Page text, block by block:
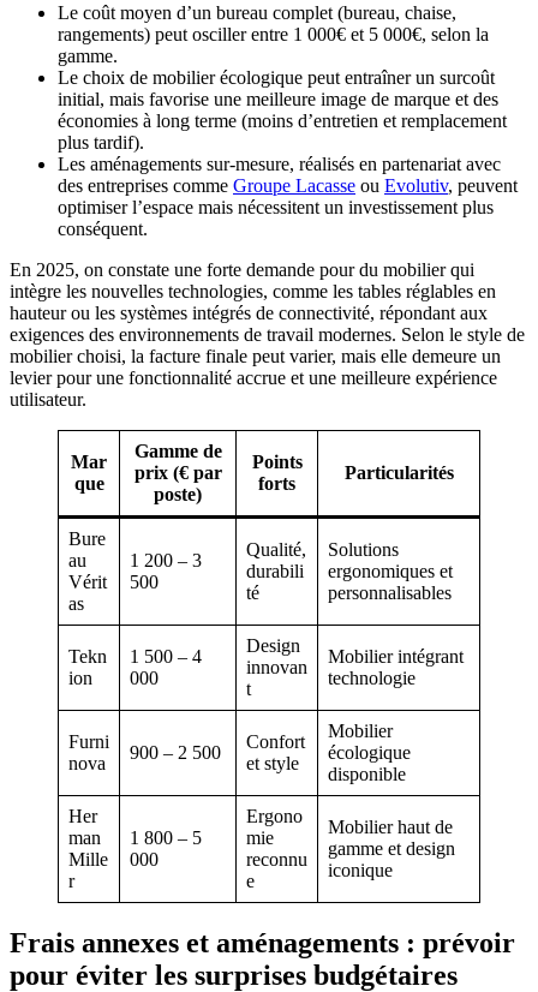
Le coût moyen d’un bureau complet (bureau, chaise,
rangements) peut osciller entre 1 000€ et 5 000€, selon la
gamme.
Le choix de mobilier écologique peut entraîner un surcoût
initial, mais favorise une meilleure image de marque et des
économies à long terme (moins d’entretien et remplacement
plus tardif).
Les aménagements sur-mesure, réalisés en partenariat avec
des entreprises comme Groupe Lacasse ou Evolutiv, peuvent
optimiser l’espace mais nécessitent un investissement plus
conséquent.
En 2025, on constate une forte demande pour du mobilier qui
intègre les nouvelles technologies, comme les tables réglables en
hauteur ou les systèmes intégrés de connectivité, répondant aux
exigences des environnements de travail modernes. Selon le style de
mobilier choisi, la facture finale peut varier, mais elle demeure un
levier pour une fonctionnalité accrue et une meilleure expérience
utilisateur.
Mar
que
Gamme de
prix (€ par
poste)
Points
forts
Particularités
Bure
au
Vérit
as
1 200 – 3
500
Qualité,
durabili
té
Solutions
ergonomiques et
personnalisables
Tekn
ion
1 500 – 4
000
Design
innovan
t
Mobilier intégrant
technologie
Furni
nova
900 – 2 500
Confort
et style
Mobilier
écologique
disponible
Her
man
Mille
r
1 800 – 5
000
Ergono
mie
reconnu
e
Mobilier haut de
gamme et design
iconique
Frais annexes et aménagements : prévoir
pour éviter les surprises budgétaires